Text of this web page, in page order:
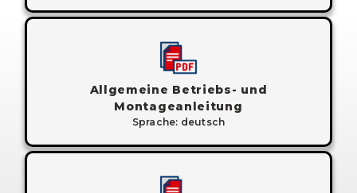
Allgemeine Betriebs- und
Montageanleitung
Sprache: deutsch